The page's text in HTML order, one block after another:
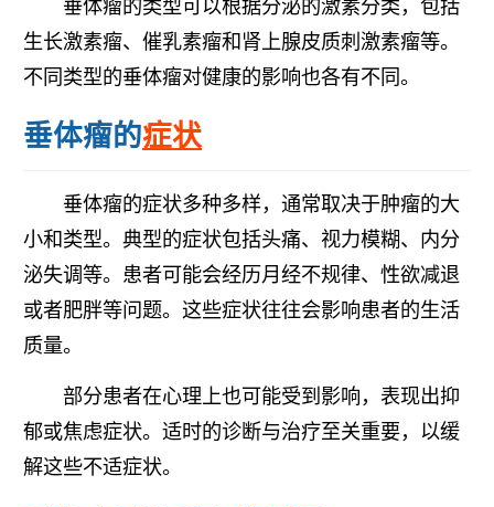
垂体瘤的类型可以根据分泌的激素分类，包括
生长激素瘤、催乳素瘤和肾上腺皮质刺激素瘤等。
不同类型的垂体瘤对健康的影响也各有不同。
垂体瘤的症状
垂体瘤的症状多种多样，通常取决于肿瘤的大
小和类型。典型的症状包括头痛、视力模糊、内分
泌失调等。患者可能会经历月经不规律、性欲减退
或者肥胖等问题。这些症状往往会影响患者的生活
质量。
部分患者在心理上也可能受到影响，表现出抑
郁或焦虑症状。适时的诊断与治疗至关重要，以缓
解这些不适症状。